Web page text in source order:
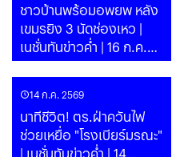
ชาวบ้านพร้อมอพยพ หลัง
เขมรยิง 3 นัดช่องเหว |
เนชั่นทันข่าวค่ำ | 16 ก.ค.69
| PART
14 ก.ค. 2569
นาทีชีวิต! ตร.ฝ่าควันไฟ
ช่วยเหยื่อ "โรงเบียร์มรณะ"